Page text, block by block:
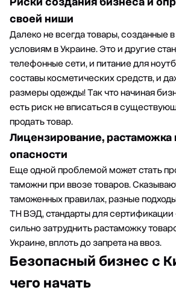
своей ниши
Далеко не всегда товары, созданные
условиям в Украине. Это и другие
телефонные сети, и питание для
составы косметических средств, и
размеры одежды! Так что начиная
есть риск не вписаться в
продать товар.
Лицензирование, растаможка
опасности
Еще одной проблемой может стать
таможни при ввозе товаров.
таможенных правилах, разные
ТН ВЭД, стандарты для сертификации
сильно затруднитьрастаможку
Украине, вплоть до запрета на ввоз.
Безопасный бизнес с
чего начать